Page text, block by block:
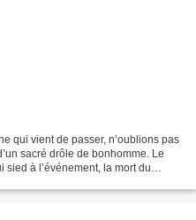
qui vient de passer, n’oublions pas
sacré drôle de bonhomme. Le
à l’événement, la mort du